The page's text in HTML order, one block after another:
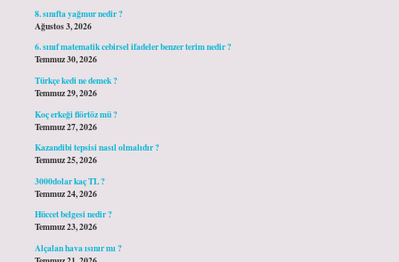
8. sınıfta yağmur nedir ?
Ağustos 3, 2026
6. sınıf matematik cebirsel ifadeler benzer terim nedir ?
Temmuz 30, 2026
Türkçe kedi ne demek ?
Temmuz 29, 2026
Koç erkeği flörtöz mü ?
Temmuz 27, 2026
Kazandibi tepsisi nasıl olmalıdır ?
Temmuz 25, 2026
3000dolar kaç TL ?
Temmuz 24, 2026
Hüccet belgesi nedir ?
Temmuz 23, 2026
Alçalan hava ısınır mı ?